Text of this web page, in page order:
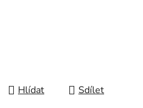
Hlídat Sdílet